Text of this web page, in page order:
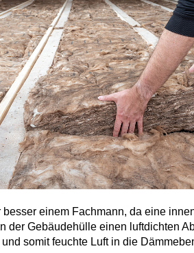
besser einem Fachmann, da eine
der Gebäudehülle einen luftdichten
somit feuchte Luft in die